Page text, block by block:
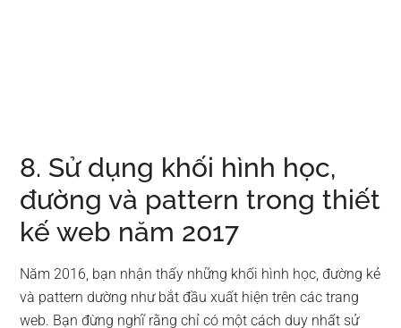
8. Sử dụng khối hình học,
đường và pattern trong thiết
kế web năm 2017
Năm 2016, bạn nhận thấy những khối hình học, đường kẻ
và pattern dường như bắt đầu xuất hiện trên các trang
web. Bạn đừng nghĩ rằng chỉ có một cách duy nhất sử